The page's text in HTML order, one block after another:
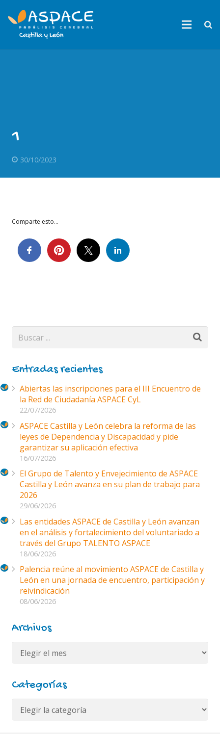
1
30/10/2023
Comparte esto...
Entradas recientes
Abiertas las inscripciones para el III Encuentro de
la Red de Ciudadanía ASPACE CyL
22/07/2026
ASPACE Castilla y León celebra la reforma de las
leyes de Dependencia y Discapacidad y pide
garantizar su aplicación efectiva
16/07/2026
El Grupo de Talento y Envejecimiento de ASPACE
Castilla y León avanza en su plan de trabajo para
2026
29/06/2026
Las entidades ASPACE de Castilla y León avanzan
en el análisis y fortalecimiento del voluntariado a
través del Grupo TALENTO ASPACE
18/06/2026
Palencia reúne al movimiento ASPACE de Castilla y
León en una jornada de encuentro, participación y
reivindicación
08/06/2026
Archivos
Archivos
Categorías
Categorías